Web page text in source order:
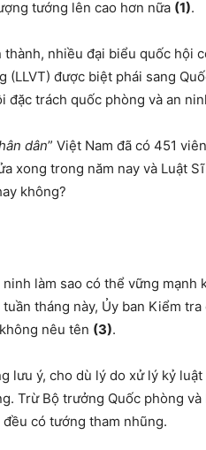
tướng lên cao hơn nữa (1).
thành, nhiều đại biểu quốc hội
(LLVT) được biệt phái sang
đặc trách quốc phòng và an
dân” Việt Nam đã có 451
xong trong năm nay và Luật
không?
làm sao có thể vững mạnh
tháng này, Ủy ban Kiểm
nêu tên (3).
lưu ý, cho dù lý do xử lý kỷ
Trừ Bộ trưởng Quốc phòng
có tướng tham nhũng.